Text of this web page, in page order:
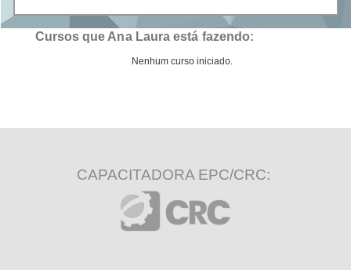
Cursos que Ana Laura está fazendo:
Nenhum curso iniciado.
CAPACITADORA EPC/CRC: